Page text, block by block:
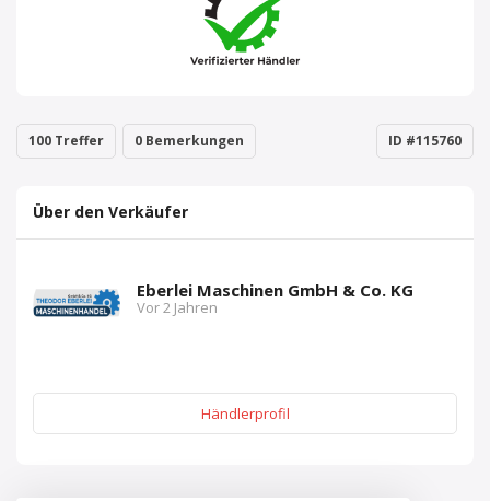
100 Treffer 0 Bemerkungen ID #115760
Über den Verkäufer
Eberlei Maschinen GmbH & Co. KG
Vor 2 Jahren
Händlerprofil